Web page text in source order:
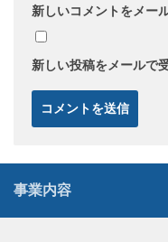
新しいコメントをメー
新しい投稿をメールで
事業内容